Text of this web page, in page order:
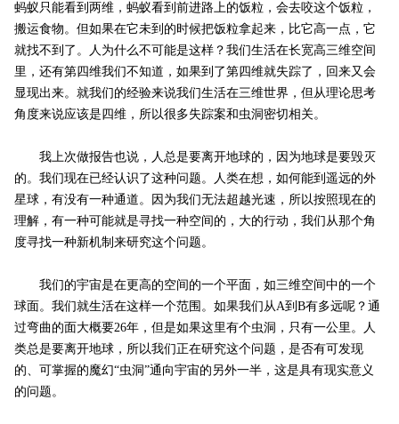
蚂蚁只能看到两维，蚂蚁看到前进路上的饭粒，会去咬这个饭粒，
搬运食物。但如果在它未到的时候把饭粒拿起来，比它高一点，它
就找不到了。人为什么不可能是这样？我们生活在长宽高三维空间
里，还有第四维我们不知道，如果到了第四维就失踪了，回来又会
显现出来。就我们的经验来说我们生活在三维世界，但从理论思考
角度来说应该是四维，所以很多失踪案和虫洞密切相关。
我上次做报告也说，人总是要离开地球的，因为地球是要毁灭
的。我们现在已经认识了这种问题。人类在想，如何能到遥远的外
星球，有没有一种通道。因为我们无法超越光速，所以按照现在的
理解，有一种可能就是寻找一种空间的，大的行动，我们从那个角
度寻找一种新机制来研究这个问题。
我们的宇宙是在更高的空间的一个平面，如三维空间中的一个
球面。我们就生活在这样一个范围。如果我们从A到B有多远呢？通
过弯曲的面大概要26年，但是如果这里有个虫洞，只有一公里。人
类总是要离开地球，所以我们正在研究这个问题，是否有可发现
的、可掌握的魔幻“虫洞”通向宇宙的另外一半，这是具有现实意义
的问题。